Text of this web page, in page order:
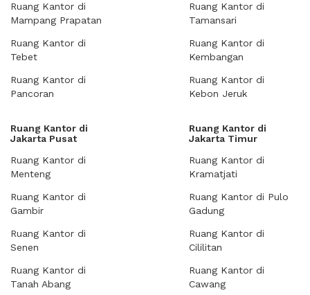
Ruang Kantor di
Mampang Prapatan
Ruang Kantor di
Tebet
Ruang Kantor di
Pancoran
Ruang Kantor di
Tamansari
Ruang Kantor di
Kembangan
Ruang Kantor di
Kebon Jeruk
Ruang Kantor di
Jakarta Pusat
Ruang Kantor di
Menteng
Ruang Kantor di
Gambir
Ruang Kantor di
Senen
Ruang Kantor di
Tanah Abang
Ruang Kantor di
Jakarta Timur
Ruang Kantor di
Kramatjati
Ruang Kantor di Pulo
Gadung
Ruang Kantor di
Cililitan
Ruang Kantor di
Cawang